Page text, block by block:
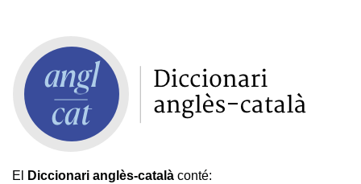
El Diccionari anglès-català conté: